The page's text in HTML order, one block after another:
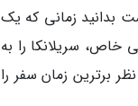
بدانید زمانی که یک
سریلانکا را به
برترین زمان سفر را